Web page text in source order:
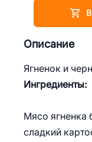
Описание
Ягненок и
Ингредиенты:
Мясо ягненка
сладкий